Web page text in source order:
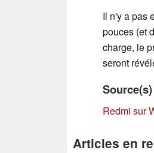
Il n'y a pas
pouces (et
charge, le
seront
Source(s)
Redmi sur
Articles en